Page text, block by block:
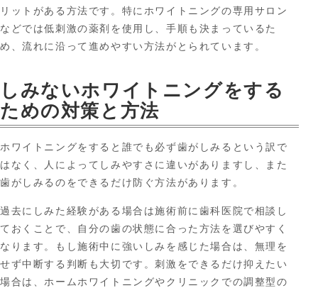
リットがある方法です。特にホワイトニングの専用サロン
などでは低刺激の薬剤を使用し、手順も決まっているた
め、流れに沿って進めやすい方法がとられています。
しみないホワイトニングをする
ための対策と方法
ホワイトニングをすると誰でも必ず歯がしみるという訳で
はなく、人によってしみやすさに違いがありますし、また
歯がしみるのをできるだけ防ぐ方法があります。
過去にしみた経験がある場合は施術前に歯科医院で相談し
ておくことで、自分の歯の状態に合った方法を選びやすく
なります。もし施術中に強いしみを感じた場合は、無理を
せず中断する判断も大切です。刺激をできるだけ抑えたい
場合は、ホームホワイトニングやクリニックでの調整型の